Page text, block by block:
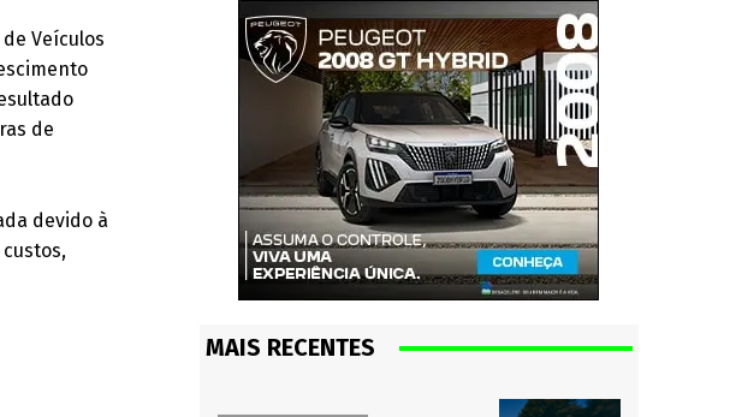
Veículos
de
devido à
MAIS RECENTES